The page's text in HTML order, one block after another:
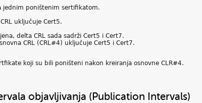
jednim poništenim sertifikatom.
uključuje Cert5.
delta CRL sada sadrži Cert5 i Cert7.
CRL (CRL#4) uključuje Cert5 i Cert7.
koji su bili poništeni nakon kreiranja osnovne CLR#4.
objavljivanja (Publication Intervals)